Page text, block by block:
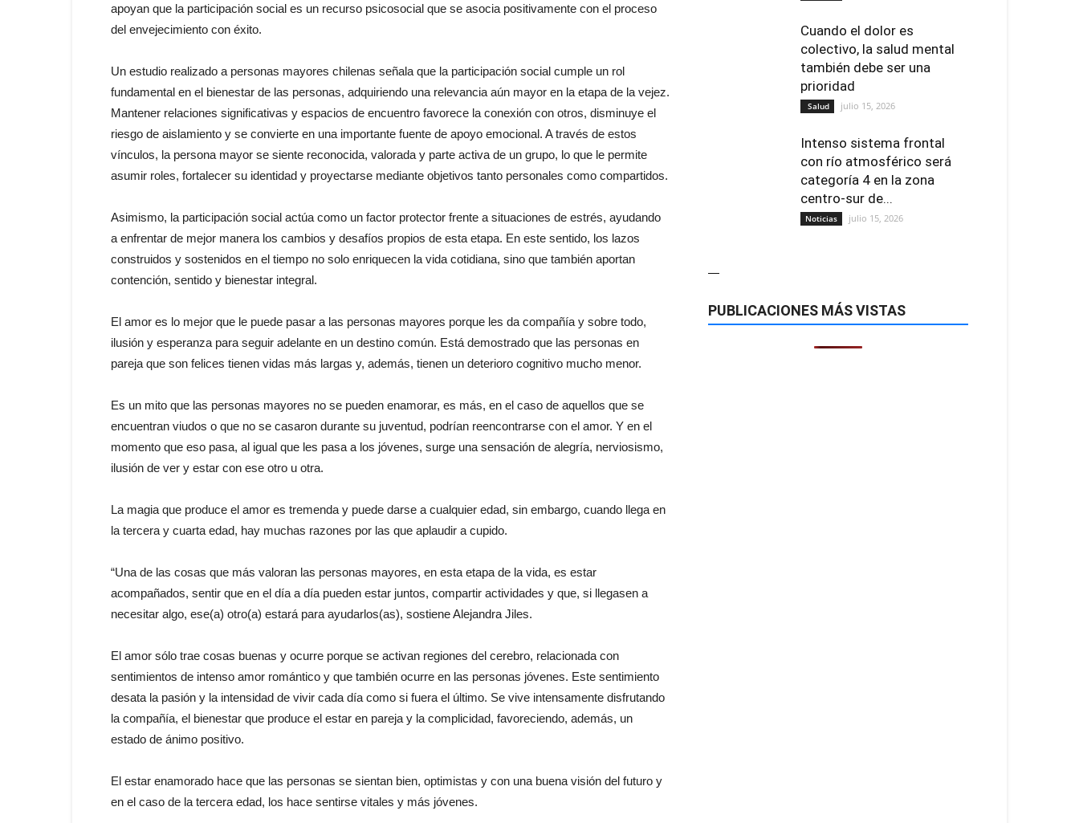
apoyan que la participación social es un recurso psicosocial que se asocia positivamente con el proceso
del envejecimiento con éxito.
Un estudio realizado a personas mayores chilenas señala que la participación social cumple un rol
fundamental en el bienestar de las personas, adquiriendo una relevancia aún mayor en la etapa de la vejez.
Mantener relaciones significativas y espacios de encuentro favorece la conexión con otros, disminuye el
riesgo de aislamiento y se convierte en una importante fuente de apoyo emocional. A través de estos
vínculos, la persona mayor se siente reconocida, valorada y parte activa de un grupo, lo que le permite
asumir roles, fortalecer su identidad y proyectarse mediante objetivos tanto personales como compartidos.
Asimismo, la participación social actúa como un factor protector frente a situaciones de estrés, ayudando
a enfrentar de mejor manera los cambios y desafíos propios de esta etapa. En este sentido, los lazos
construidos y sostenidos en el tiempo no solo enriquecen la vida cotidiana, sino que también aportan
contención, sentido y bienestar integral.
El amor es lo mejor que le puede pasar a las personas mayores porque les da compañía y sobre todo,
ilusión y esperanza para seguir adelante en un destino común. Está demostrado que las personas en
pareja que son felices tienen vidas más largas y, además, tienen un deterioro cognitivo mucho menor.
Es un mito que las personas mayores no se pueden enamorar, es más, en el caso de aquellos que se
encuentran viudos o que no se casaron durante su juventud, podrían reencontrarse con el amor. Y en el
momento que eso pasa, al igual que les pasa a los jóvenes, surge una sensación de alegría, nerviosismo,
ilusión de ver y estar con ese otro u otra.
La magia que produce el amor es tremenda y puede darse a cualquier edad, sin embargo, cuando llega en
la tercera y cuarta edad, hay muchas razones por las que aplaudir a cupido.
“Una de las cosas que más valoran las personas mayores, en esta etapa de la vida, es estar
acompañados, sentir que en el día a día pueden estar juntos, compartir actividades y que, si llegasen a
necesitar algo, ese(a) otro(a) estará para ayudarlos(as), sostiene Alejandra Jiles.
El amor sólo trae cosas buenas y ocurre porque se activan regiones del cerebro, relacionada con
sentimientos de intenso amor romántico y que también ocurre en las personas jóvenes. Este sentimiento
desata la pasión y la intensidad de vivir cada día como si fuera el último. Se vive intensamente disfrutando
la compañía, el bienestar que produce el estar en pareja y la complicidad, favoreciendo, además, un
estado de ánimo positivo.
El estar enamorado hace que las personas se sientan bien, optimistas y con una buena visión del futuro y
en el caso de la tercera edad, los hace sentirse vitales y más jóvenes.
Cuando el dolor es
colectivo, la salud mental
también debe ser una
prioridad
Salud julio 15, 2026
Intenso sistema frontal
con río atmosférico será
categoría 4 en la zona
centro-sur de...
Noticias julio 15, 2026
—
PUBLICACIONES MÁS VISTAS